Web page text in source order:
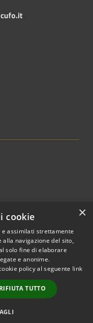
© 2026 • Comune di
Municipium•
Accesso
redazione
×
cookie
e assimilati strettamente
navigazione del sito,
solo fine di elaborare
e anonime.
policy al seguente link
RIFIUTA TUTTO